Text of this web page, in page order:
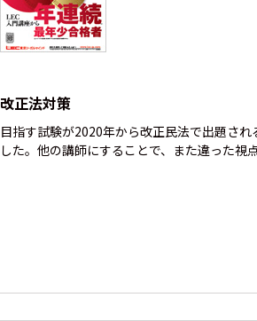
改正法対策
目指す試験が2020年から改正民法で出題さ
した。他の講師にすることで、また違った視